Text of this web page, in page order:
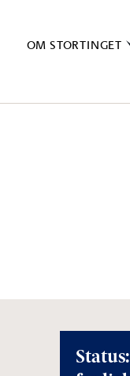
OM STORTINGET